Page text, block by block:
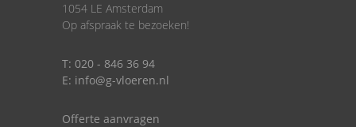
1054 LE Amsterdam
Op afspraak te bezoeken!
T: 020 - 846 36 94
E: info@g-vloeren.nl
Offerte aanvragen